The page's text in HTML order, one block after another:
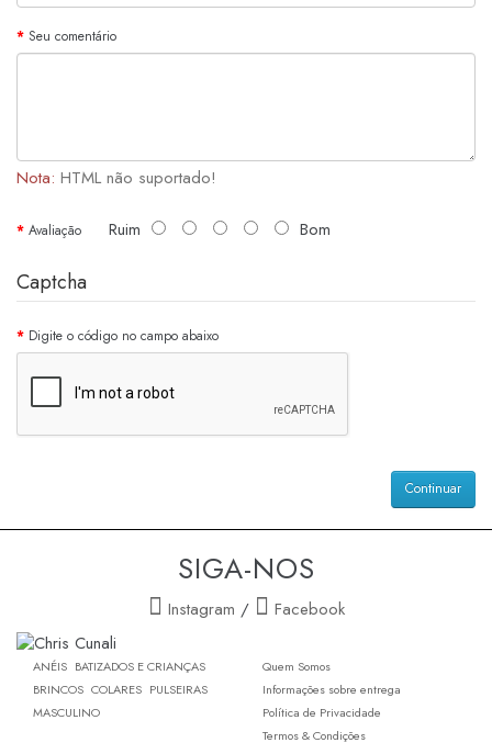
Seu comentário
Nota: HTML não suportado!
Avaliação Ruim Bom
Captcha
Digite o código no campo abaixo
Continuar
SIGA-NOS
Instagram / Facebook
ANÉIS BATIZADOS E CRIANÇAS
BRINCOS COLARES PULSEIRAS
MASCULINO
Quem Somos
Informações sobre entrega
Política de Privacidade
Termos & Condições